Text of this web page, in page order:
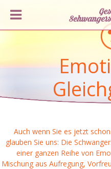
Auch wenn Sie es jetzt
glauben Sie uns: Die
einer ganzen Reihe von
Mischung aus Aufregung,